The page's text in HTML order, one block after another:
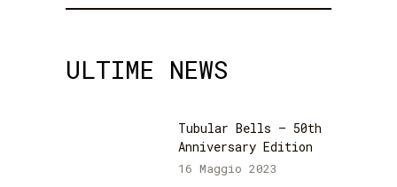
for:
ULTIME NEWS
Tubular Bells – 50th
Anniversary Edition
16 Maggio 2023